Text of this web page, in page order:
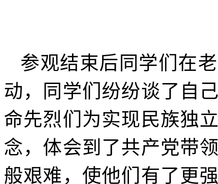
参观结束后同学们在
动，同学们纷纷谈了自
命先烈们为实现民族独
念，体会到了共产党带
般艰难，使他们有了更